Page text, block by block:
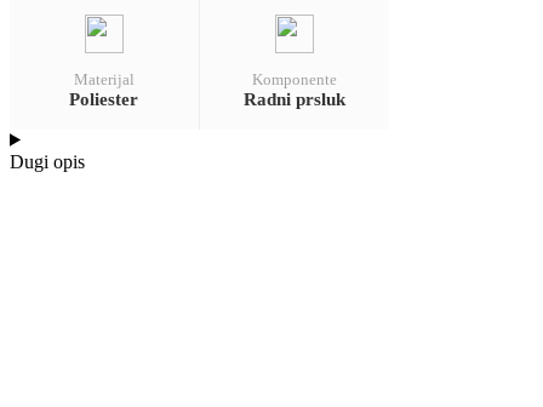
Materijal
Poliester
Komponente
Radni prsluk
Dugi opis